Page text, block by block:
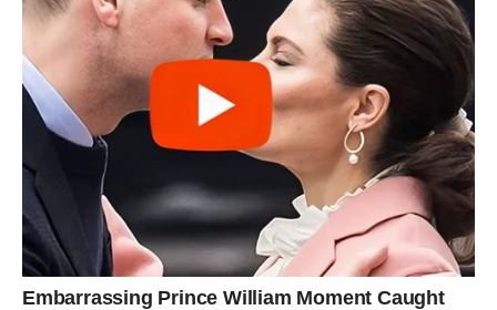
Pred vama su trenuci koje ćete dugo pamtiti.
ŠKORPIJA
Pred vama je veliki finansijski preokret ili poslovna prilika.
Sve ono što je dugo bilo blokirano sada konačno dolazi
na svoje mjesto.